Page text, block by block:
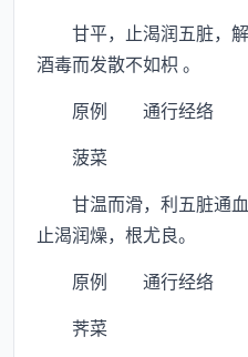
甘平，止渴润五脏，解
酒毒而发散不如枳 。
原例 通行经络
菠菜
甘温而滑，利五脏通血
止渴润燥，根尤良。
原例 通行经络
荠菜